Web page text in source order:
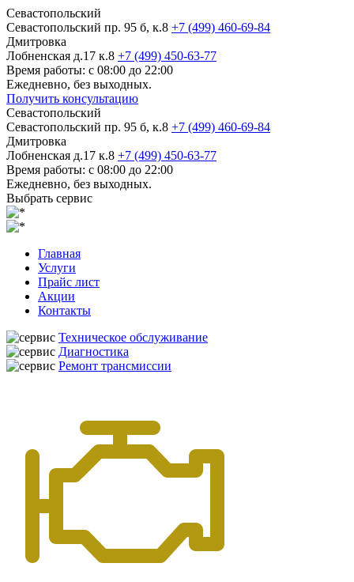
Севастопольский
Севастопольский пр. 95 б, к.8 +7 (499) 460-69-84
Дмитровка
Лобненская д.17 к.8 +7 (499) 450-63-77
Время работы: с 08:00 до 22:00
Ежедневно, без выходных.
Получить консультацию
Севастопольский
Севастопольский пр. 95 б, к.8 +7 (499) 460-69-84
Дмитровка
Лобненская д.17 к.8 +7 (499) 450-63-77
Время работы: с 08:00 до 22:00
Ежедневно, без выходных.
Выбрать сервис
Главная
Услуги
Прайс лист
Акции
Контакты
Техническое обслуживание
Диагностика
Ремонт трансмиссии